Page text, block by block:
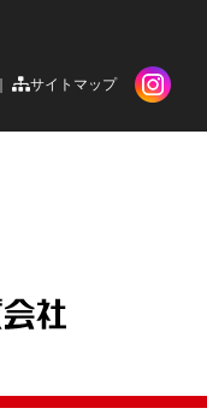
サイトマップ